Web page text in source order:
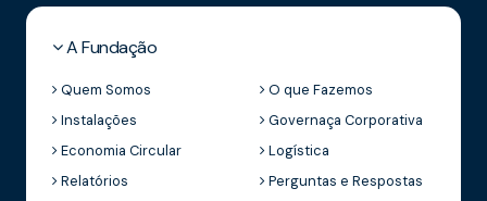
A Fundação
Quem Somos
O que Fazemos
Instalações
Governaça Corporativa
Economia Circular
Logística
Relatórios
Perguntas e Respostas